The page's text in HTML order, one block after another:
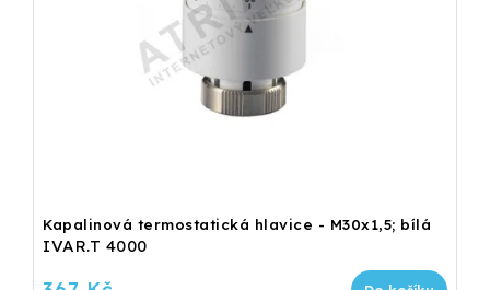
Kapalinová termostatická hlavice - M30x1,5; bílá
IVAR.T 4000